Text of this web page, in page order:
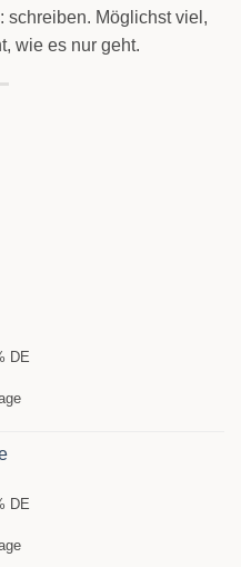
schreiben. Möglichst viel,
wie es nur geht.
DE
DE